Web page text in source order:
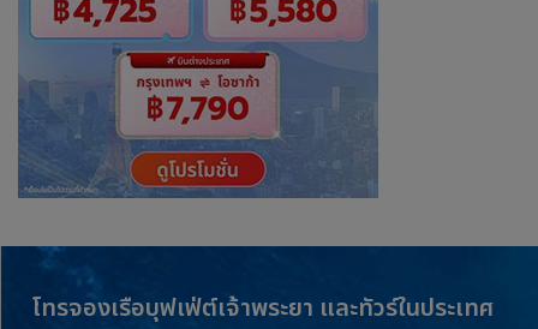
โทรจองเรือบุฟเฟ่ต์เจ้าพระยา และทัวร์ในประเทศ